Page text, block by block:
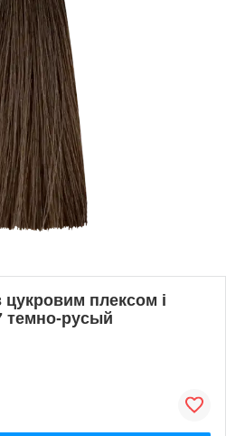
плексом і
темно-русый